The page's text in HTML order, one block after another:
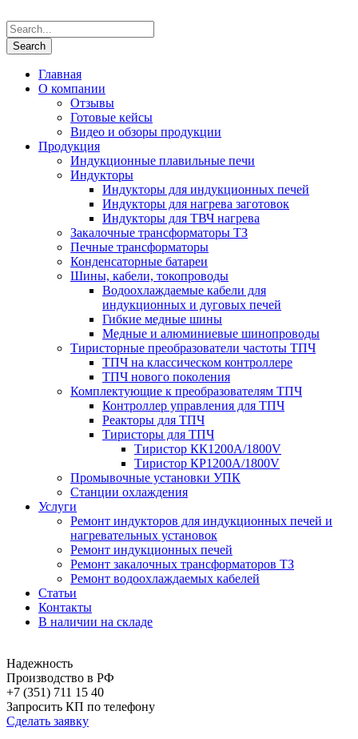
Главная
О компании
Отзывы
Готовые кейсы
Видео и обзоры продукции
Продукция
Индукционные плавильные печи
Индукторы
Индукторы для индукционных печей
Индукторы для нагрева заготовок
Индукторы для ТВЧ нагрева
Закалочные трансформаторы ТЗ
Печные трансформаторы
Конденсаторные батареи
Шины, кабели, токопроводы
Водоохлаждаемые кабели для
индукционных и дуговых печей
Гибкие медные шины
Медные и алюминиевые шинопроводы
Тиристорные преобразователи частоты ТПЧ
ТПЧ на классическом контроллере
ТПЧ нового поколения
Комплектующие к преобразователям ТПЧ
Контроллер управления для ТПЧ
Реакторы для ТПЧ
Тиристоры для ТПЧ
Тиристор КК1200А/1800V
Тиристор КP1200А/1800V
Промывочные установки УПК
Станции охлаждения
Услуги
Ремонт индукторов для индукционных печей и
нагревательных установок
Ремонт индукционных печей
Ремонт закалочных трансформаторов ТЗ
Ремонт водоохлаждаемых кабелей
Статьи
Контакты
В наличии на складе
Надежность
Производство в РФ
+7 (351) 711 15 40
Запросить КП по телефону
Сделать заявку